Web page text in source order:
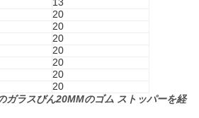
20
20
20
20
20
20
20
ガラスびん20MMのゴム ストッパーを経